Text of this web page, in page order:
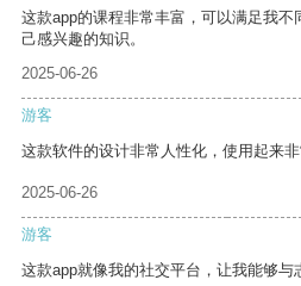
这款app的课程非常丰富，可以满足我不
己感兴趣的知识。
2025-06-26
游客
这款软件的设计非常人性化，使用起来非
2025-06-26
游客
这款app就像我的社交平台，让我能够与